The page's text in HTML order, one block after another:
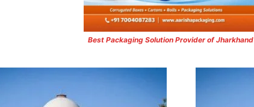
Best Packaging Solution Provider of Jharkhand